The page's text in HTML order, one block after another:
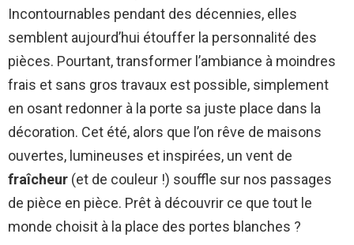
Incontournables pendant des décennies, elles
semblent aujourd’hui étouffer la personnalité des
pièces. Pourtant, transformer l’ambiance à moindres
frais et sans gros travaux est possible, simplement
en osant redonner à la porte sa juste place dans la
décoration. Cet été, alors que l’on rêve de maisons
ouvertes, lumineuses et inspirées, un vent de
fraîcheur (et de couleur !) souffle sur nos passages
de pièce en pièce. Prêt à découvrir ce que tout le
monde choisit à la place des portes blanches ?